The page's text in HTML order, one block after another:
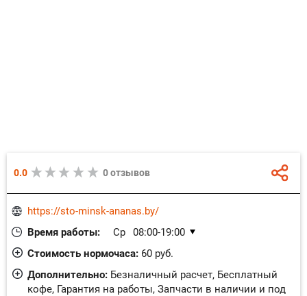
0.0 0 отзывов
https://sto-minsk-ananas.by/
Время работы:
Ср
08:00-19:00
Чт
08:00-19:00
Пт
08:00-19:00
Сб
Закрыто
Стоимость нормочаса: 60 руб.
Дополнительно: Безналичный расчет, Бесплатный
кофе, Гарантия на работы, Запчасти в наличии и под